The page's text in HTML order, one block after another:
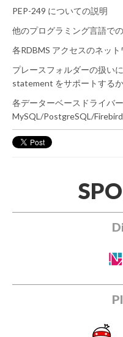
PEP-249 についての説明
他のプログラミング言語で
各RDBMS アクセスのネッ
プレースフォルダーの扱い
statement をサポートする
各データーベースドライバ
MySQL/PostgreSQL/